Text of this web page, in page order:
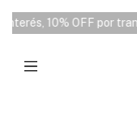
free desde $180.000 ⭑